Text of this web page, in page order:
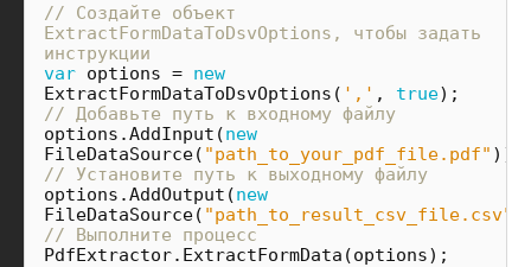
// Создайте объект
ExtractFormDataToDsvOptions, чтобы задать
инструкции
var options = new
ExtractFormDataToDsvOptions ( ',' , true);
// Добавьте путь к входному файлу
options .AddInput (new
FileDataSource( "path_to_your_pdf_file.pdf" ));
// Установите путь к выходному файлу
options .AddOutput (new
FileDataSource( "path_to_result_csv_file.csv"
// Выполните процесс
PdfExtractor. ExtractFormData (options);